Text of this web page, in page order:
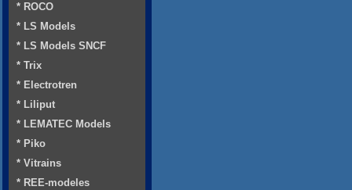
* ROCO
* LS Models
* LS Models SNCF
* Trix
* Electrotren
* Liliput
* LEMATEC Models
* Piko
* Vitrains
* REE-modeles